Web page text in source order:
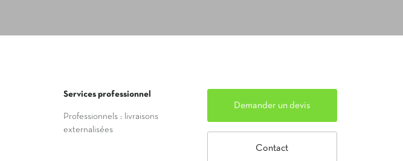
Services professionnel
Professionnels : livraisons
externalisées
Demander un devis
Contact